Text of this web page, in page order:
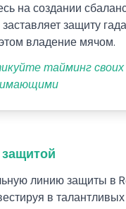
на создании
защиту
владение мячом.
тайминг своих
линию защиты в
в талантливых